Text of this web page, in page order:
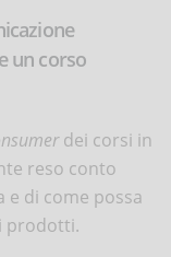
un corso
dei corsi in
reso conto
e di come possa
prodotti.